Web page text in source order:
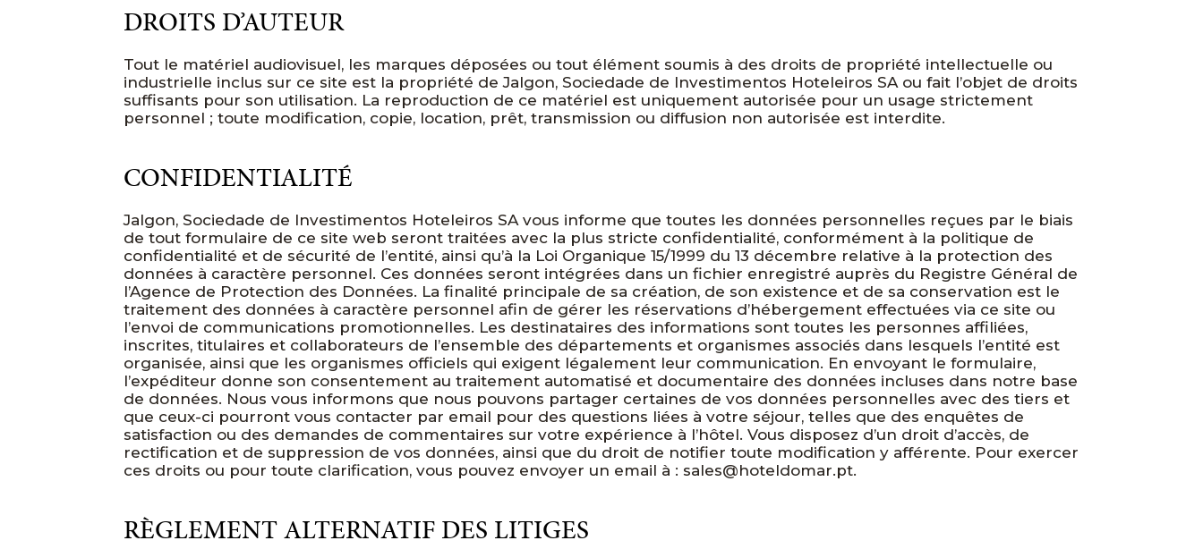
DROITS D’AUTEUR
Tout le matériel audiovisuel, les marques déposées ou tout élément soumis à des droits de propriété intellectuelle ou
industrielle inclus sur ce site est la propriété de Jalgon, Sociedade de Investimentos Hoteleiros SA ou fait l’objet de droits
suffisants pour son utilisation. La reproduction de ce matériel est uniquement autorisée pour un usage strictement
personnel ; toute modification, copie, location, prêt, transmission ou diffusion non autorisée est interdite.
CONFIDENTIALITÉ
Jalgon, Sociedade de Investimentos Hoteleiros SA vous informe que toutes les données personnelles reçues par le biais
de tout formulaire de ce site web seront traitées avec la plus stricte confidentialité, conformément à la politique de
confidentialité et de sécurité de l’entité, ainsi qu’à la Loi Organique 15/1999 du 13 décembre relative à la protection des
données à caractère personnel. Ces données seront intégrées dans un fichier enregistré auprès du Registre Général de
l’Agence de Protection des Données. La finalité principale de sa création, de son existence et de sa conservation est le
traitement des données à caractère personnel afin de gérer les réservations d’hébergement effectuées via ce site ou
l’envoi de communications promotionnelles. Les destinataires des informations sont toutes les personnes affiliées,
inscrites, titulaires et collaborateurs de l’ensemble des départements et organismes associés dans lesquels l’entité est
organisée, ainsi que les organismes officiels qui exigent légalement leur communication. En envoyant le formulaire,
l’expéditeur donne son consentement au traitement automatisé et documentaire des données incluses dans notre base
de données. Nous vous informons que nous pouvons partager certaines de vos données personnelles avec des tiers et
que ceux-ci pourront vous contacter par email pour des questions liées à votre séjour, telles que des enquêtes de
satisfaction ou des demandes de commentaires sur votre expérience à l’hôtel. Vous disposez d’un droit d’accès, de
rectification et de suppression de vos données, ainsi que du droit de notifier toute modification y afférente. Pour exercer
ces droits ou pour toute clarification, vous pouvez envoyer un email à : sales@hoteldomar.pt.
RÈGLEMENT ALTERNATIF DES LITIGES